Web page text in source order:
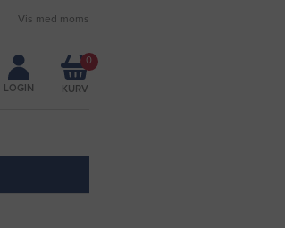
logget ind
Vis med moms
LOGIN
0